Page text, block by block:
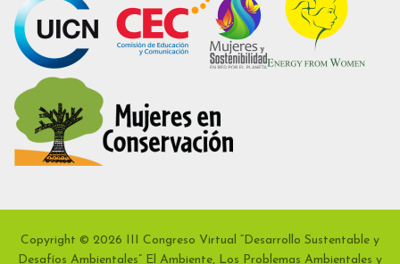
Copyright © 2026 III Congreso Virtual “Desarrollo Sustentable y
Desafíos Ambientales” El Ambiente, Los Problemas Ambientales y